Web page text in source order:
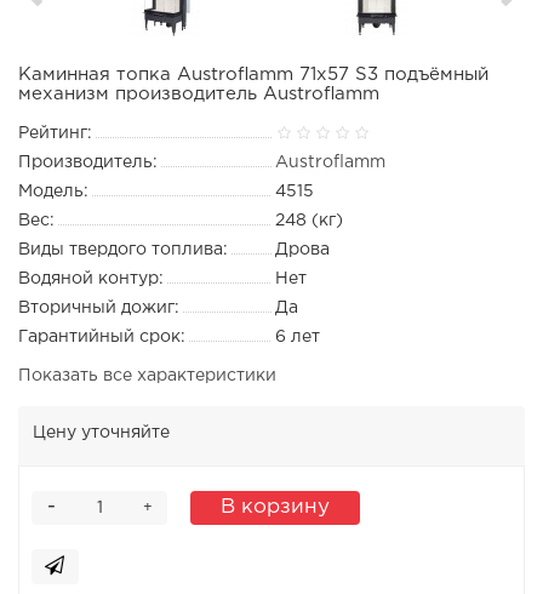
Каминная топка Austroflamm 71x57 S3 подъёмный
механизм производитель Austroflamm
Рейтинг:
Производитель:
Austroflamm
Модель:
4515
Вес:
248 (кг)
Виды твердого топлива:
Дрова
Водяной контур:
Нет
Вторичный дожиг:
Да
Гарантийный срок:
6 лет
Показать все характеристики
Цену уточняйте
+
- В корзину